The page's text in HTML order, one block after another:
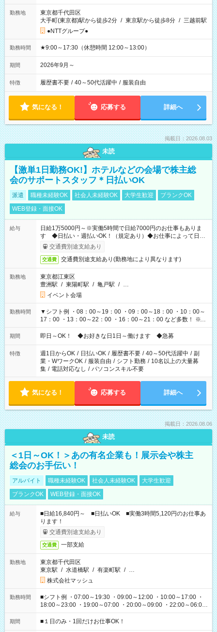
勤務地
東京都千代田区
大手町(東京都)駅から徒歩2分 / 東京駅から徒歩8分 / 三越前駅
●NTTグループ●
勤務時間 ★9:00～17:30（休憩時間 12:00～13:00）
期間 2026年9月～
特徴 履歴書不要 / 40～50代活躍中 / 服装自由
気になる！ 応募する 詳細へ
掲載日：2026.08.03
未読
【激単1日勤務OK!】ホテルなどの会場で株主総
会のサポートスタッフ＊日払いOK
派遣 職種未経験OK 社会人未経験OK 大学生歓迎
ブランクOK
WEB登録・面接OK
給与
日給1万5000円～※実働5時間で日給7000円のお仕事もありま
す ◆日払い・週払いOK！（規定あり）◆お仕事によって日給
も異なります
交通費別途支給あり
交通費 交通費別途支給あり(勤務地により異なります)
勤務地
東京都江東区
豊洲駅 / 東陽町駅 / 亀戸駅 / …
イベント会場
勤務時間
▼シフト例 ・08：00～19：00 ・09：00～18：00 ・10：00～
17：00 ・13：00～22：00 ・16：00～21：00 など多数！ ※お
仕事により勤務時間が異なります
期間 即日～OK！ ◆お好きな日1日～働けます ◆急募
特徴 週1日からOK / 日払いOK / 履歴書不要 / 40～50代活躍中 / 副
業・WワークOK / 服装自由 / シフト勤務 / 10名以上の大量募
集 / 電話対応なし / パソコンスキル不要
気になる！ 応募する 詳細へ
掲載日：2026.08.06
未読
＜1日～OK！＞あの有名企業も！展示会や株主
総会のお手伝い！
アルバイト 職種未経験OK 社会人未経験OK
大学生歓迎
ブランクOK
WEB登録・面接OK
給与
■日給16,840円～ ■日払いOK ■実働3時間5,120円のお仕事あ
ります！
交通費別途支給あり
交通費 一部支給
勤務地
東京都千代田区
東京駅 / 水道橋駅 / 有楽町駅 / …
株式会社マッシュ
勤務時間
■シフト例 ・07:00～19:30 ・09:00～12:00 ・10:00～17:00 ・
18:00～23:00 ・19:00～07:00 ・20:00～09:00 ・22:00～06:00
etc ★最短で3時間で5,120円のお仕事から 15時間で2万円近く稼
げるお仕事も！ ご希望のお時間に合わせてご紹介！ ※シフトは
期間 ■１日のみ・1回だけお仕事OK！